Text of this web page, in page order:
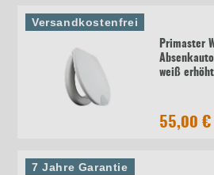
Primaster
weiß erhöht
55,00 €
Versandkostenfrei
7 Jahre Garantie